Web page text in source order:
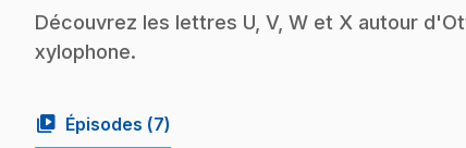
Découvrez les lettres U, V, W et X autour
xylophone.
video_library Épisodes (7)